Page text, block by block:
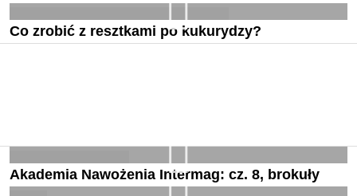
Co zrobić z resztkami po kukurydzy?
Akademia Nawożenia Intermag: cz. 8, brokuły